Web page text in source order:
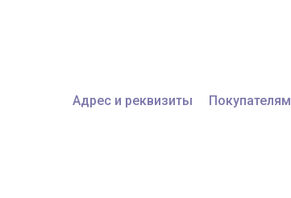
Адрес и реквизиты Покупателям